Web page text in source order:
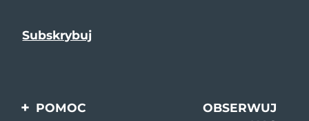
POMOC
OBSERWUJ